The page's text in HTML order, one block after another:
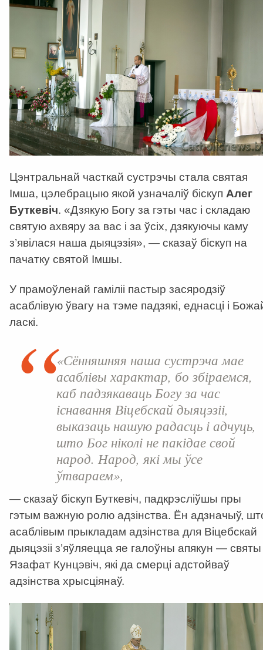
Цэнтральнай часткай сустрэчы стала святая
Імша, цэлебрацыю якой узначаліў біскуп Алег
Буткевіч. «Дзякую Богу за гэты час і складаю
святую ахвяру за вас і за ўсіх, дзякуючы каму
з’явілася наша дыяцэзія», — сказаў біскуп на
пачатку святой Імшы.
У прамоўленай гаміліі пастыр засяродзіў
асаблівую ўвагу на тэме падзякі, еднасці і
ласкі.
«Сённяшняя наша сустрэча мае
асаблівы характар, бо збіраемся,
каб падзякаваць Богу за час
існавання Віцебскай дыяцэзіі,
выказаць нашую радасць і адчуць,
што Бог ніколі не пакідае свой
народ. Народ, які мы ўсе
ўтвараем»,
— сказаў біскуп Буткевіч, падкрэсліўшы пры
гэтым важную ролю адзінства. Ён адзначыў,
асаблівым прыкладам адзінства для Віцебскай
дыяцэзіі з’яўляецца яе галоўны апякун — святы
Язафат Кунцэвіч, які да смерці адстойваў
адзінства хрысціянаў.